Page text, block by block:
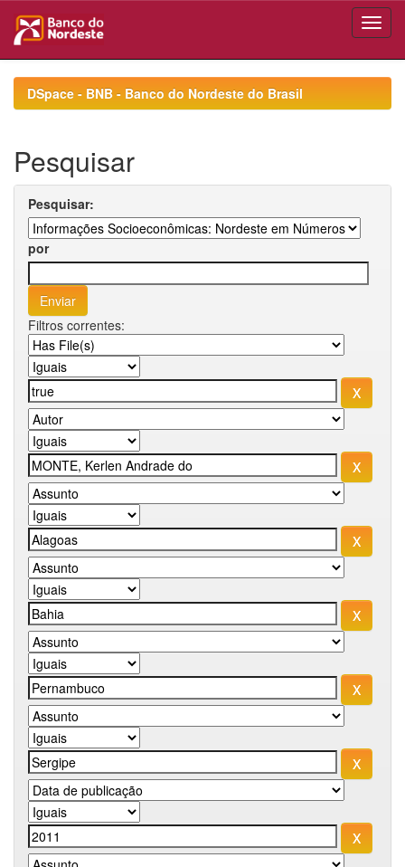
navigationDSpace - BNB - Banco do Nordeste do Brasil
Pesquisar
Pesquisar:
por
Filtros correntes: